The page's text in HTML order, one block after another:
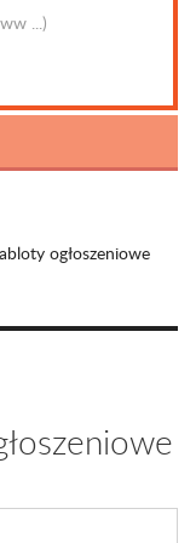
ogłoszeniowe